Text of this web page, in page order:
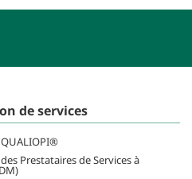
de services
Prestataires de Services à